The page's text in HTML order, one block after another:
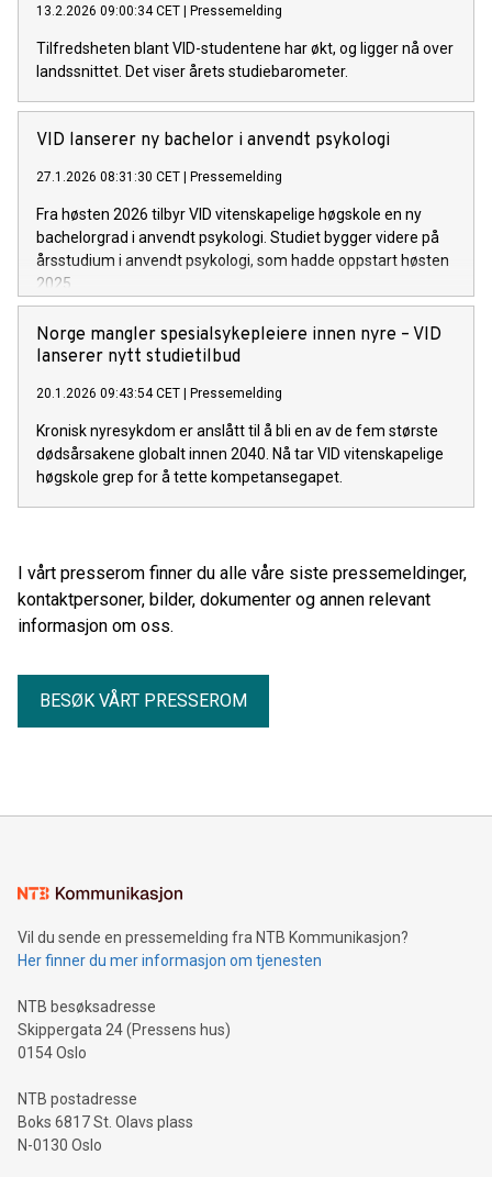
13.2.2026 09:00:34 CET Pressemelding
Tilfredsheten blant VID-studentene har økt, og ligger nå over
landssnittet. Det viser årets studiebarometer.
VID lanserer ny bachelor i anvendt psykologi
27.1.2026 08:31:30 CET Pressemelding
Fra høsten 2026 tilbyr VID vitenskapelige høgskole en ny
bachelorgrad i anvendt psykologi. Studiet bygger videre på
årsstudium i anvendt psykologi, som hadde oppstart høsten
2025.
Norge mangler spesialsykepleiere innen nyre – VID
lanserer nytt studietilbud
20.1.2026 09:43:54 CET Pressemelding
Kronisk nyresykdom er anslått til å bli en av de fem største
dødsårsakene globalt innen 2040. Nå tar VID vitenskapelige
høgskole grep for å tette kompetansegapet.
I vårt presserom finner du alle våre siste pressemeldinger,
kontaktpersoner, bilder, dokumenter og annen relevant
informasjon om oss.
BESØK VÅRT PRESSEROM
Vil du sende en pressemelding fra NTB Kommunikasjon?
Her finner du mer informasjon om tjenesten
NTB besøksadresse
Skippergata 24 (Pressens hus)
0154 Oslo
NTB postadresse
Boks 6817 St. Olavs plass
N-0130 Oslo